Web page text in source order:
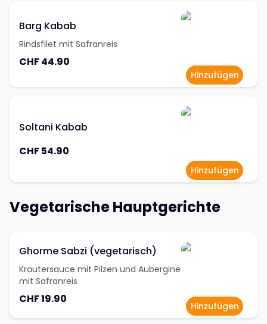
Barg Kabab
Rindsfilet mit Safranreis
CHF 44.90
Hinzufügen
Soltani Kabab
CHF 54.90
Hinzufügen
Vegetarische Hauptgerichte
Ghorme Sabzi (vegetarisch)
Kräutersauce mit Pilzen und Aubergine
mit Safranreis
CHF 19.90
Hinzufügen